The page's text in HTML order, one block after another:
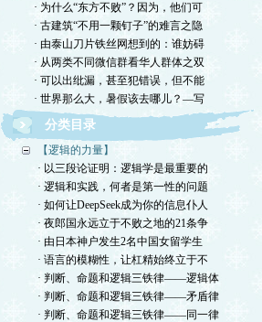
· 为什么“东方不败”？因为，他们可
· 古建筑“不用一颗钉子”的难言之隐
· 由泰山刀片铁丝网想到的：谁妨碍
· 从两类不同微信群看华人群体之双
· 可以出纰漏，甚至犯错误，但不能
· 世界那么大，暑假该去哪儿？—写
分类目录
【逻辑的力量】
· 以三段论证明：逻辑学是最重要的
· 逻辑和实践，何者是第一性的问题
· 如何让DeepSeek成为你的信息仆人
· 夜郎国永远立于不败之地的21条争
· 由日本神户发生2名中国女留学生
· 语言的模糊性，让杠精始终立于不
· 判断、命题和逻辑三铁律——逻辑体
· 判断、命题和逻辑三铁律——矛盾律
· 判断、命题和逻辑三铁律——同一律